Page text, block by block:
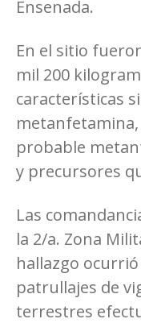
Ensenada.
En el sitio
mil 200
características
metanfetamina,
probable
y precursores
Las
la 2/a. Zona
hallazgo
patrullajes de
terrestres